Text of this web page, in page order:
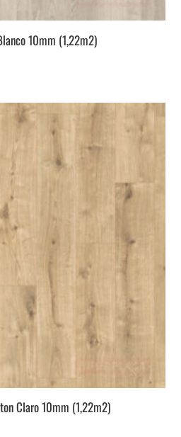
10mm (1,22m2)
Claro 10mm (1,22m2)